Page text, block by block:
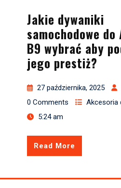
Jakie dywaniki
samochodowe do
B9 wybrać aby
jego prestiż?
27 października, 2025
0 Comments
Akcesoria
5:24 am
Read More